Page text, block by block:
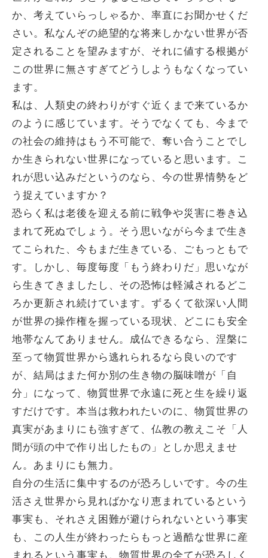
か、考えていらっしゃるか、率直にお聞かせくだ
さい。私なんぞの絶望的な将来しかない世界が否
定されることを望みますが、それに値する根拠が
この世界に無さすぎてどうしようもなくなってい
ます。
私は、人類史の終わりがすぐ近くまで来ているか
のように感じています。そうでなくても、今まで
の社会の維持はもう不可能で、奪い合うことでし
か生きられない世界になっていると思います。こ
れが思い込みだというのなら、今の世界情勢をど
う捉えていますか？
恐らく私は老後を迎える前に戦争や災害に巻き込
まれて死ぬでしょう。そう思いながら今まで生き
てこられた、今もまだ生きている、ごもっともで
す。しかし、毎度毎度「もう終わりだ」思いなが
ら生きてきましたし、その恐怖は軽減されるどこ
ろか更新され続けています。ずるくて欲深い人間
が世界の操作権を握っている現状、どこにも安全
地帯なんてありません。成仏できるなら、涅槃に
至って物質世界から逃れられるなら良いのです
が、結局はまた何か別の生き物の脳味噌が「自
分」になって、物質世界で永遠に死と生を繰り返
すだけです。本当は救われたいのに、物質世界の
真実があまりにも強すぎて、仏教の教えこそ「人
間が頭の中で作り出したもの」としか思えませ
ん。あまりにも無力。
自分の生活に集中するのが恐ろしいです。今の生
活さえ世界から見ればかなり恵まれているという
事実も、それさえ困難が避けられないという事実
も、この人生が終わったらもっと過酷な世界に産
まれるという事実も、物質世界の全てが恐ろしく